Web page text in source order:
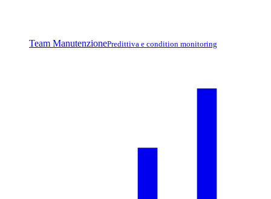
Team ManutenzionePredittiva e condition monitoring